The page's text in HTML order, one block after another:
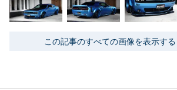
この記事のすべての画像を表示する